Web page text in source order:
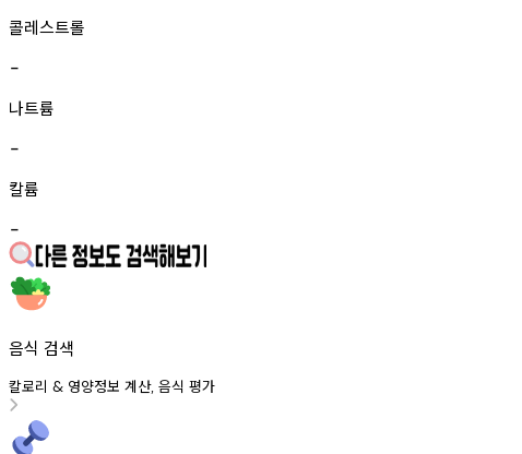
콜레스트롤
-
나트륨
-
칼륨
-
음식 검색
칼로리 & 영양정보 계산, 음식 평가